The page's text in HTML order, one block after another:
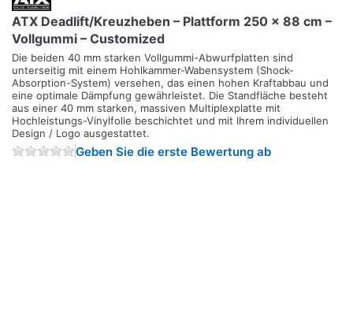
ATX Deadlift/Kreuzheben – Plattform 250 x 88 cm –
Vollgummi – Customized
Die beiden 40 mm starken Vollgummi-Abwurfplatten sind
unterseitig mit einem Hohlkammer-Wabensystem (Shock-
Absorption-System) versehen, das einen hohen Kraftabbau und
eine optimale Dämpfung gewährleistet. Die Standfläche besteht
aus einer 40 mm starken, massiven Multiplexplatte mit
Hochleistungs-Vinylfolie beschichtet und mit Ihrem individuellen
Design / Logo ausgestattet.
Geben Sie die erste Bewertung ab